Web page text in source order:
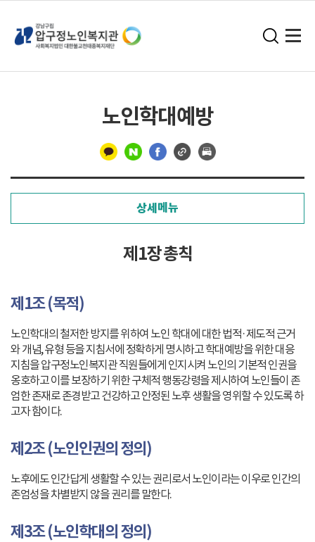
노인학대예방
상세메뉴
제1장 총칙
제1조 (목적)
노인학대의 철저한 방지를 위하여 노인 학대에 대한 법적·제도적 근거
와 개념, 유형 등을 지침서에 정확하게 명시하고 학대예방을 위한 대응
지침을 압구정노인복지관 직원들에게 인지시켜 노인의 기본적 인권을
옹호하고 이를 보장하기 위한 구체적 행동강령을 제시하여 노인들이 존
엄한 존재로 존경받고 건강하고 안정된 노후 생활을 영위할 수 있도록 하
고자 함이다.
제2조 (노인인권의 정의)
노후에도 인간답게 생활할 수 있는 권리로서 노인이라는 이우로 인간의
존엄성을 차별받지 않을 권리를 말한다.
제3조 (노인학대의 정의)